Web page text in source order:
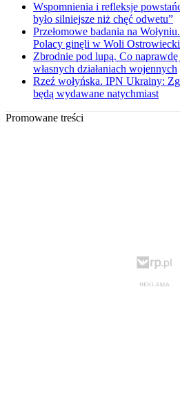
Wspomnienia i refleksje
było silniejsze niż chęć odwetu”
Przełomowe badania na
Polacy ginęli w Woli
Zbrodnie pod lupą. Co
własnych działaniach wojennych
Rzeź wołyńska. IPN Ukrainy:
będą wydawane natychmiast
Promowane treści